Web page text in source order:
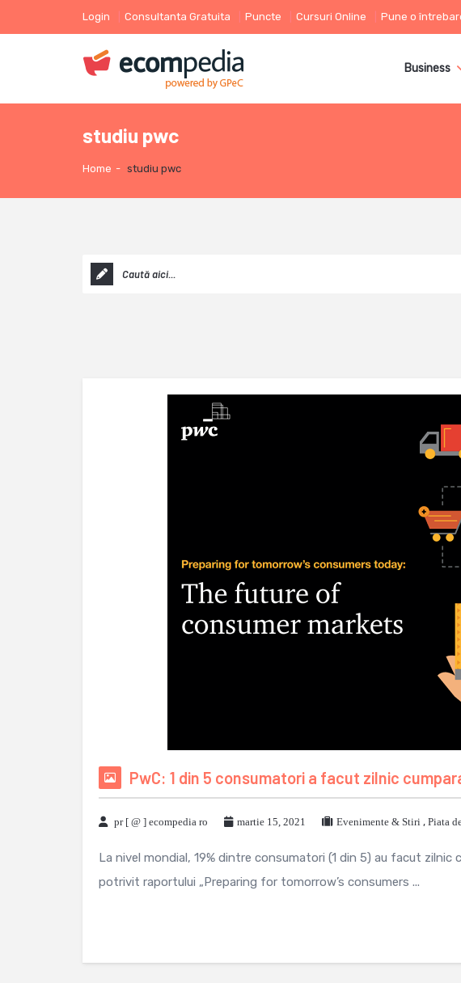
Login Consultanta Gratuita Puncte Cursuri Online Pune o
Business
studiu pwc
Home - studiu pwc
PwC: 1 din 5 consumatori a facut zilnic
pr [ @ ] ecompedia ro martie 15, 2021 Evenimente & Stiri , Piata
La nivel mondial, 19% dintre consumatori (1 din 5) au facut zilnic
potrivit raportului „Preparing for tomorrow’s consumers ...